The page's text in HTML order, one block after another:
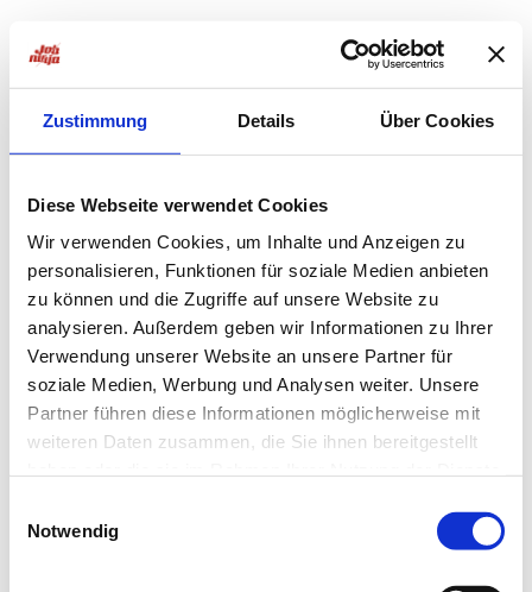
Zustimmung Details Über Cookies
Diese Webseite verwendet Cookies
Wir verwenden Cookies, um Inhalte und Anzeigen zu
personalisieren, Funktionen für soziale Medien anbieten
zu können und die Zugriffe auf unsere Website zu
analysieren. Außerdem geben wir Informationen zu Ihrer
Verwendung unserer Website an unsere Partner für
soziale Medien, Werbung und Analysen weiter. Unsere
Partner führen diese Informationen möglicherweise mit
weiteren Daten zusammen, die Sie ihnen bereitgestellt
Notwendig
loadingjobninja.com
for more